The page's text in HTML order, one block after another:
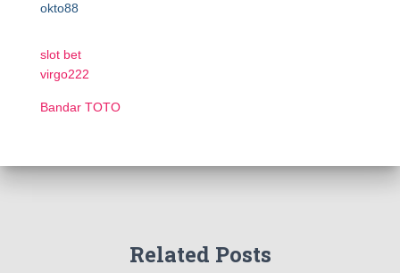
okto88
slot bet
virgo222
Bandar TOTO
Related Posts